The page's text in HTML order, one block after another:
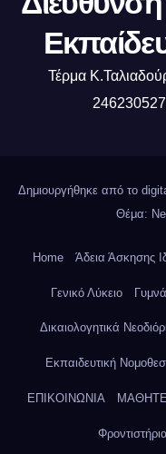
Τέρμα
Δημιουργήθηκε από το
Θέμα:
Home Άδεια Άσκησης
Γενικό Λύκειο
Δικαιολογητικά
Εκπαιδευτική
ΕΠΙΚΟΙΝΩΝΙΑ